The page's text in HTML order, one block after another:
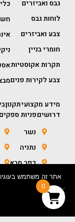
גבס ואביזרים
לוחות גבס
צבע ואביזרים
חומרי בניין
תקרות אקוסטיות
צבע לקירות פנים
מידע מקצועיתקנון
דרושיםפניות ספקים
נשר
נתניה
כפר סבא
חולון
0
אתר זה משתמש